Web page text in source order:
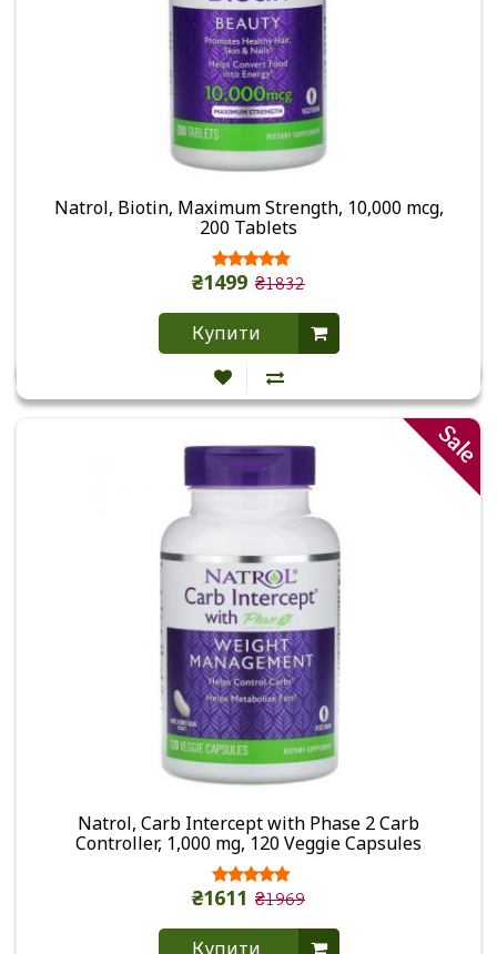
Natrol, Biotin, Maximum Strength, 10,000 mcg,
200 Tablets
₴1499 ₴1832
Купити
Sale
Natrol, Carb Intercept with Phase 2 Carb
Controller, 1,000 mg, 120 Veggie Capsules
₴1611 ₴1969
Купити